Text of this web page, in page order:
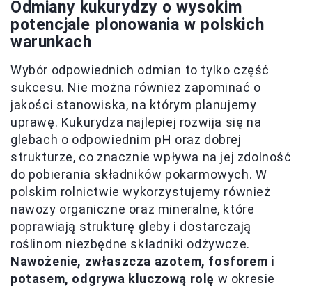
Odmiany kukurydzy o wysokim
potencjale plonowania w polskich
warunkach
Wybór odpowiednich odmian to tylko część
sukcesu. Nie można również zapominać o
jakości stanowiska, na którym planujemy
uprawę. Kukurydza najlepiej rozwija się na
glebach o odpowiednim pH oraz dobrej
strukturze, co znacznie wpływa na jej zdolność
do pobierania składników pokarmowych. W
polskim rolnictwie wykorzystujemy również
nawozy organiczne oraz mineralne, które
poprawiają strukturę gleby i dostarczają
roślinom niezbędne składniki odżywcze.
Nawożenie, zwłaszcza azotem, fosforem i
potasem, odgrywa kluczową rolę w okresie